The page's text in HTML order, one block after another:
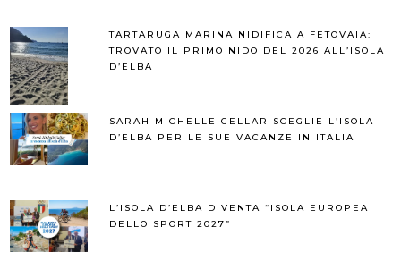
TARTARUGA MARINA NIDIFICA A FETOVAIA:
TROVATO IL PRIMO NIDO DEL 2026 ALL’ISOLA
D’ELBA
SARAH MICHELLE GELLAR SCEGLIE L’ISOLA
D’ELBA PER LE SUE VACANZE IN ITALIA
L’ISOLA D’ELBA DIVENTA “ISOLA EUROPEA
DELLO SPORT 2027”